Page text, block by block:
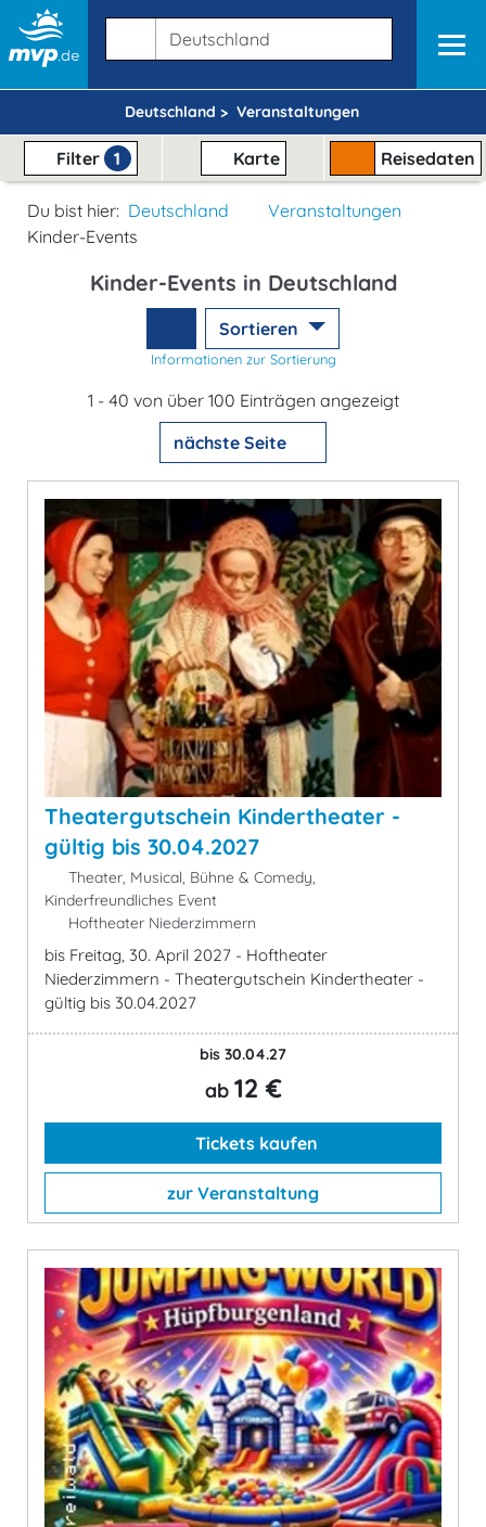
Deutschland > Veranstaltungen
Filter 1 Karte Reisedaten
Du bist hier: Deutschland
Veranstaltungen
Kinder-Events
Kinder-Events in Deutschland
Sortieren
Informationen zur Sortierung
1 - 40 von über 100 Einträgen angezeigt
nächste Seite
Theatergutschein Kindertheater -
gültig bis 30.04.2027
Theater, Musical, Bühne & Comedy,
Kinderfreundliches Event
Hoftheater Niederzimmern
bis Freitag, 30. April 2027 - Hoftheater
Niederzimmern - Theatergutschein Kindertheater -
gültig bis 30.04.2027
bis 30.04.27
ab 12 €
Tickets kaufen
zur Veranstaltung